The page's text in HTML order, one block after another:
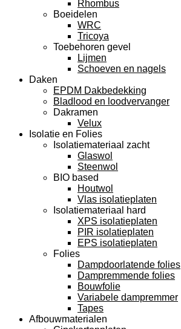
Rhombus
Boeidelen
WRC
Tricoya
Toebehoren gevel
Lijmen
Schoeven en nagels
Daken
EPDM Dakbedekking
Bladlood en loodvervanger
Dakramen
Velux
Isolatie en Folies
Isolatiemateriaal zacht
Glaswol
Steenwol
BIO based
Houtwol
Vlas isolatieplaten
Isolatiemateriaal hard
XPS isolatieplaten
PIR isolatieplaten
EPS isolatieplaten
Folies
Dampdoorlatende folies
Dampremmende folies
Bouwfolie
Variabele dampremmer
Tapes
Afbouwmaterialen